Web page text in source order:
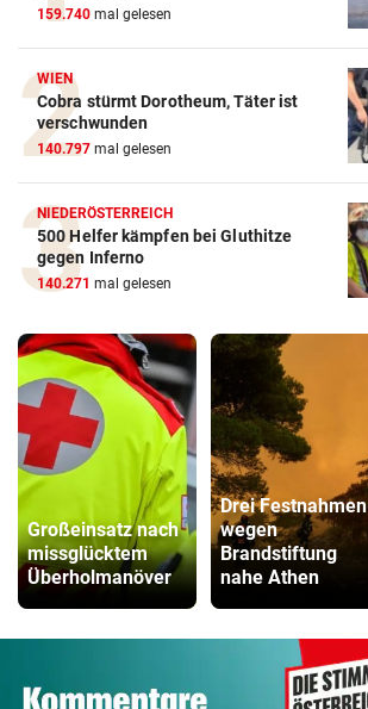
159.740 mal gelesen
WIEN
Cobra stürmt Dorotheum, Täter ist
verschwunden
140.797 mal gelesen
NIEDERÖSTERREICH
500 Helfer kämpfen bei Gluthitze
gegen Inferno
140.271 mal gelesen
Großeinsatz nach
missglücktem
Überholmanöver
Drei Festnahmen
wegen
Brandstiftung
nahe Athen